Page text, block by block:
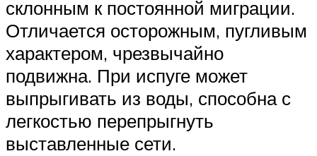
склонным к постоянной миграции.
Отличается осторожным, пугливым
характером, чрезвычайно
подвижна. При испуге может
выпрыгивать из воды, способна с
легкостью перепрыгнуть
выставленные сети.